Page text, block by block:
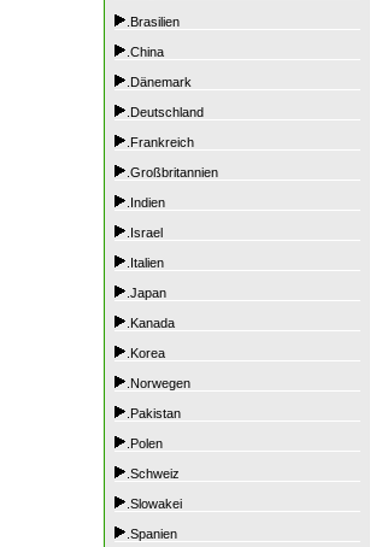
.Brasilien
.China
.Dänemark
.Deutschland
.Frankreich
.Großbritannien
.Indien
.Israel
.Italien
.Japan
.Kanada
.Korea
.Norwegen
.Pakistan
.Polen
.Schweiz
.Slowakei
.Spanien